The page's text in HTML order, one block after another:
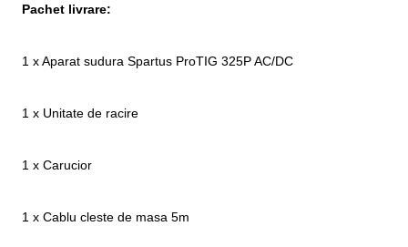
Pachet livrare:
1 x Aparat sudura Spartus ProTIG 325P AC/DC
1 x Unitate de racire
1 x Carucior
1 x Cablu cleste de masa 5m